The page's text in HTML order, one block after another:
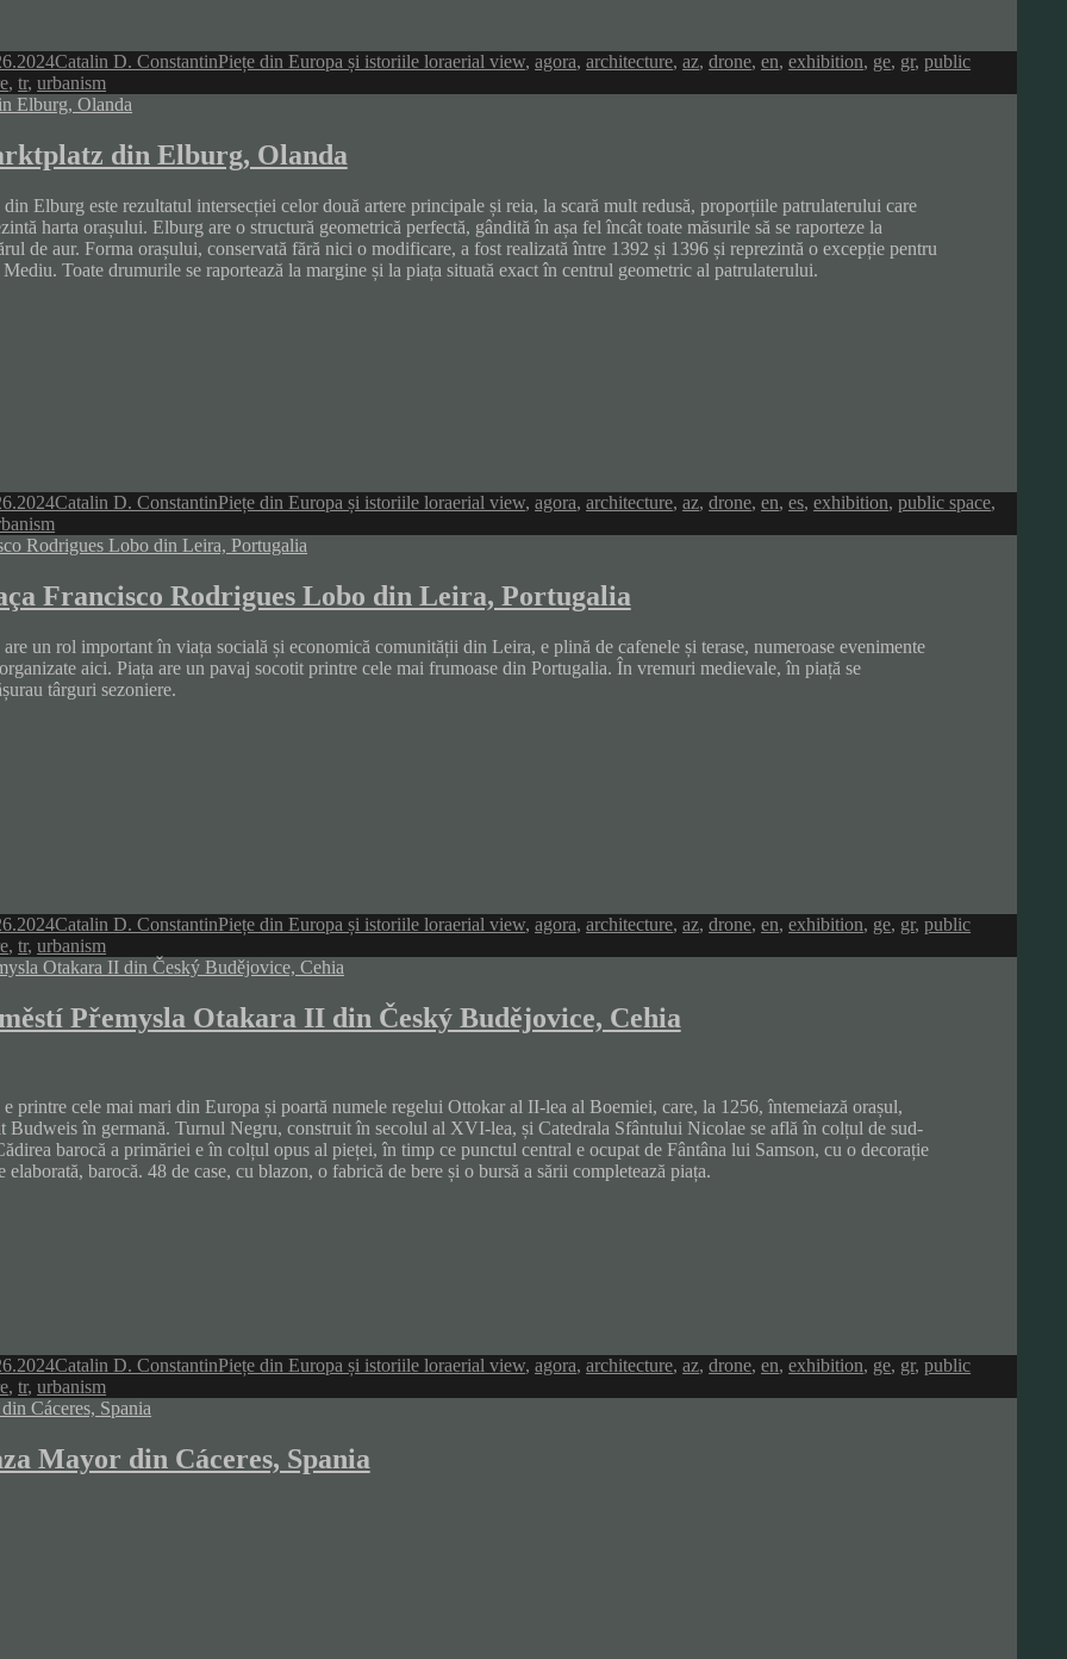
Author
Catalin D. ConstantinCategories
Piețe din Europa și istoriile lorTags
aerial view,agora,architecture,az,drone,en,exhibition, ge, gr,public
,tr,urbanism
din Elburg, Olanda
din Elburg este rezultatul intersecției celor două artere principale și reia, la scară mult redusă, proporțiile patrulaterului care
harta orașului. Elburg are o structură geometrică perfectă, gândită în așa fel încât toate măsurile să se raporteze la
de aur. Forma orașului, conservată fără nici o modificare, a fost realizată între 1392 și 1396 și reprezintă o excepție pentru
Toate drumurile se raportează la margine și la piața situată exact în centrul geometric al patrulaterului.
Author
Catalin D. ConstantinCategories
Piețe din Europa și istoriile lorTags
aerial view,agora,architecture,az,drone,en,es,exhibition,public space,
Francisco Rodrigues Lobo din Leira, Portugalia
are un rol important în viața socială și economică comunității din Leira, e plină de cafenele și terase, numeroase evenimente
aici. Piața are un pavaj socotit printre cele mai frumoase din Portugalia. În vremuri medievale, în piață se
târguri sezoniere.
Author
Catalin D. ConstantinCategories
Piețe din Europa și istoriile lorTags
aerial view,agora,architecture,az,drone,en,exhibition, ge, gr,public
,tr,urbanism
Přemysla Otakara II din Český Budějovice, Cehia
e printre cele mai mari din Europa și poartă numele regelui Ottokar al II-lea al Boemiei, care, la 1256, întemeiază orașul,
Budweis în germană. Turnul Negru, construit în secolul al XVI-lea, și Catedrala Sfântului Nicolae se află în colțul de sud-
barocă a primăriei e în colțul opus al pieței, în timp ce punctul central e ocupat de Fântâna lui Samson, cu o decorație
elaborată, barocă. 48 de case, cu blazon, o fabrică de bere și o bursă a sării completează piața.
Author
Catalin D. ConstantinCategories
Piețe din Europa și istoriile lorTags
aerial view,agora,architecture,az,drone,en,exhibition, ge, gr,public
,tr,urbanism
Mayor din Cáceres, Spania